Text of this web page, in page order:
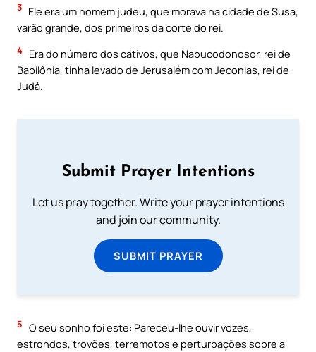
3 Ele era um homem judeu, que morava na cidade de Susa,
varão grande, dos primeiros da corte do rei.
4 Era do número dos cativos, que Nabucodonosor, rei de
Babilônia, tinha levado de Jerusalém com Jeconias, rei de
Judá.
Submit Prayer Intentions
Let us pray together. Write your prayer intentions
and join our community.
SUBMIT PRAYER
5 O seu sonho foi este: Pareceu-lhe ouvir vozes,
estrondos, trovões, terremotos e perturbações sobre a